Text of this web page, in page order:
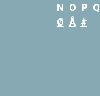
N O P Q
Ø Å #